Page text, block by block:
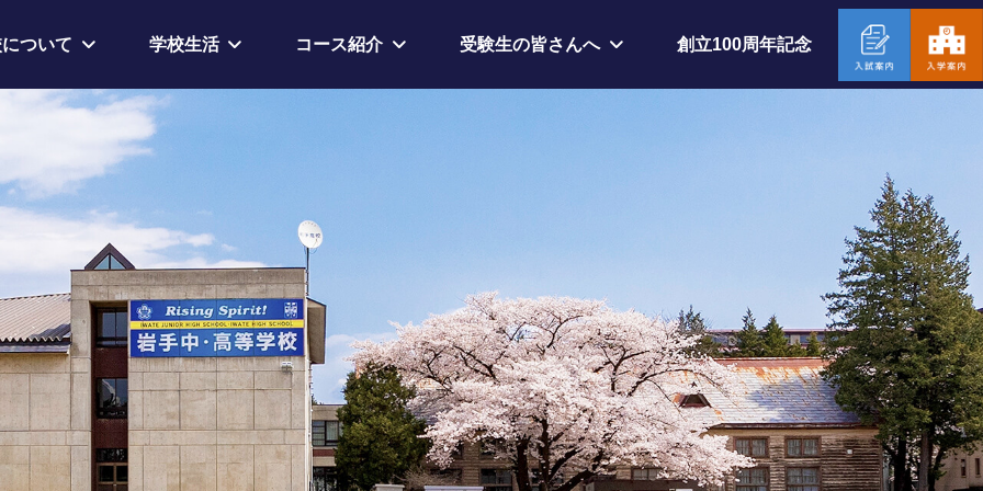
ついて 学校生活 コース紹介 受験生の皆さんへ 創立100周年記念